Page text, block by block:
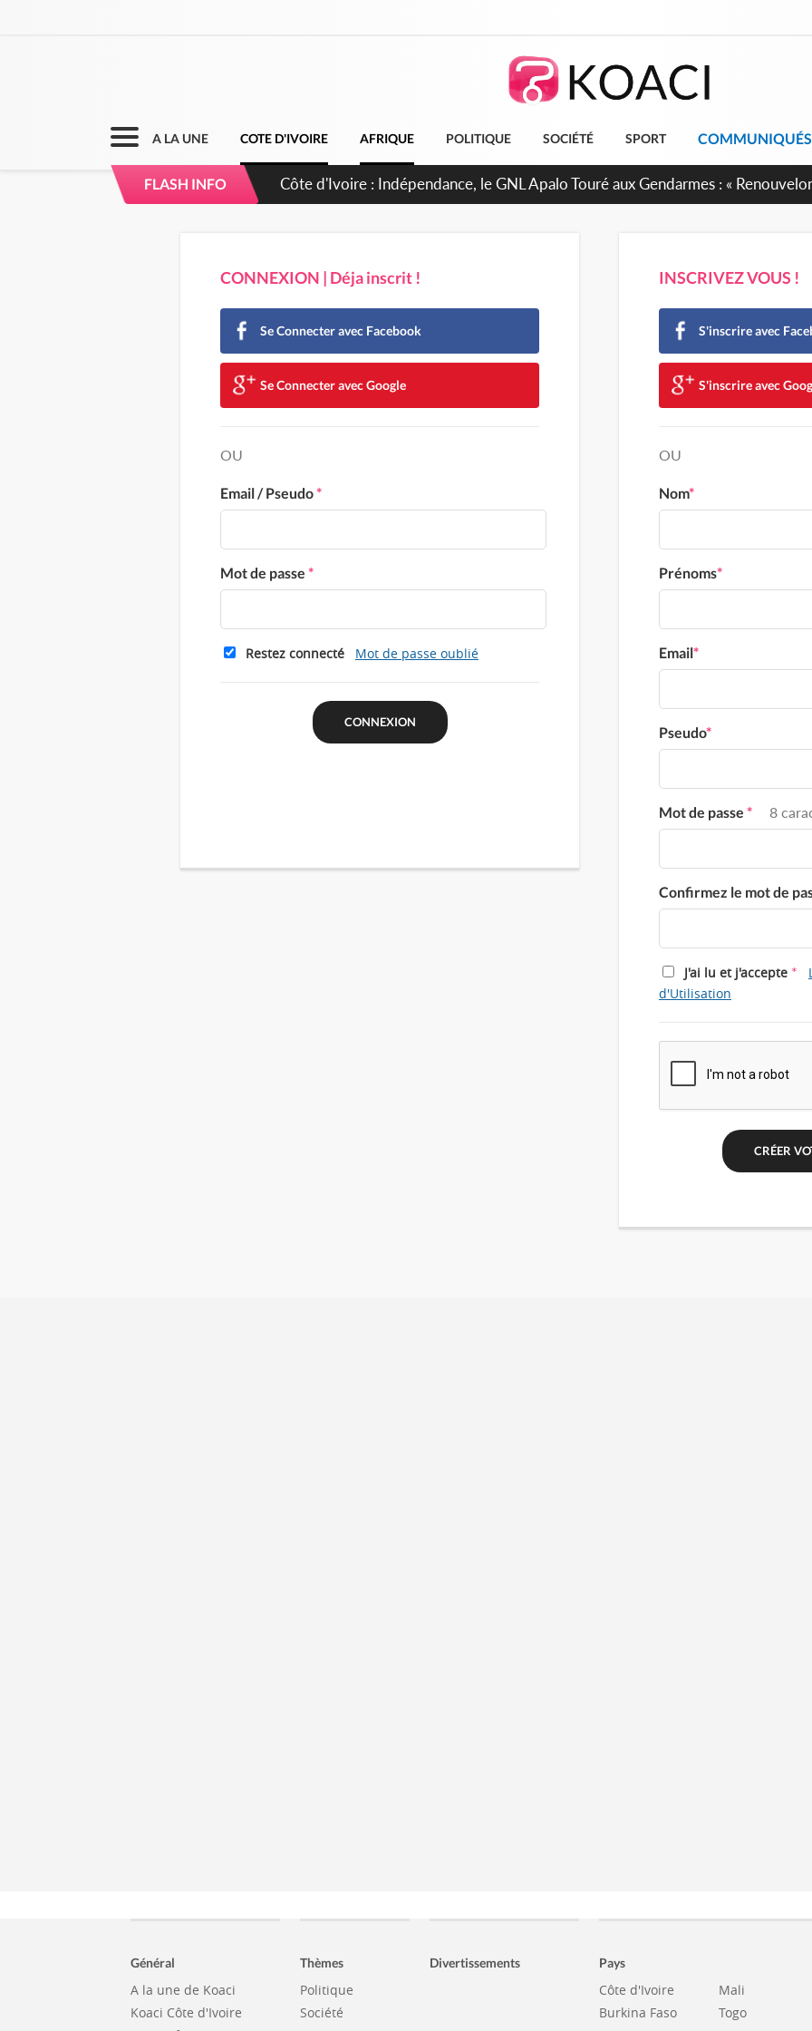
A LA UNE COTE D'IVOIRE AFRIQUE POLITIQUE SOCIÉTÉ SPORT COMMUNIQUÉS
FLASH INFO
Sierra Leone : Un projet de réforme constitutionnelle en gestation, points clés
CONNEXION | Déja inscrit !
Se Connecter avec Facebook
Se Connecter avec Google
OU
Email / Pseudo*
Mot de passe *
Restez connecté Mot de passe oublié
INSCRIVEZ VOUS !
S'inscrire avec
S'inscrire avec
OU
Nom*
Prénoms*
Email*
Pseudo*
Mot de passe * 8
Confirmez le mot de
J'ai lu et j'accepte *
d'Utilisation
Général
A la une de Koaci
Koaci Côte d'Ivoire
Thèmes
Politique
Société
Divertissements Pays
Côte d'Ivoire
Burkina Faso
Mali
Togo